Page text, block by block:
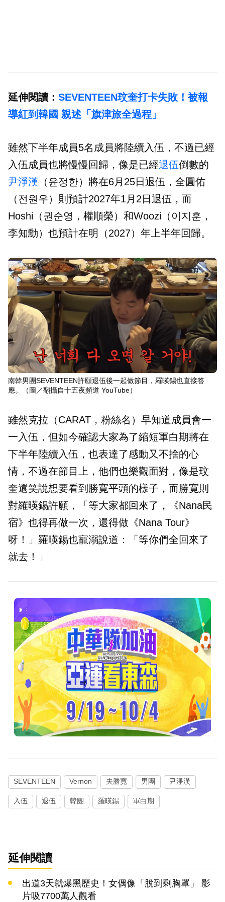
延伸閱讀： SEVENTEEN玟奎打卡失敗！被報
導紅到韓國 親述「旗津旅全過程」
雖然下半年成員5名成員將陸續入伍，不過已經
入伍成員也將慢慢回歸，像是已經退伍倒數的
尹淨漢 （윤정한）將在6月25日退伍，全圓佑
（전원우）則預計2027年1月2日退伍，而
Hoshi（권순영，權順榮）和Woozi（이지훈，
李知勳）也預計在明（2027）年上半年回歸。
南韓男團SEVENTEEN許願退伍後一起做節目，羅暎錫也直接答
應。（圖／翻攝自十五夜頻道 YouTube）
雖然克拉（CARAT，粉絲名）早知道成員會一
一入伍，但如今確認大家為了縮短軍白期將在
下半年陸續入伍，也表達了感動又不捨的心
情，不過在節目上，他們也樂觀面對，像是玟
奎還笑說想要看到勝寛平頭的樣子，而勝寛則
對羅暎錫許願，「等大家都回來了，《Nana民
宿》也得再做一次，還得做《Nana Tour》
呀！」羅暎錫也寵溺說道：「等你們全回來了
就去！」
SEVENTEEN Vernon 夫勝寛 男團 尹淨漢
入伍 退伍 韓團 羅暎錫 軍白期
延伸閱讀
出道3天就爆黑歷史！女偶像「脫到剩胸罩」 影
片吸7700萬人觀看